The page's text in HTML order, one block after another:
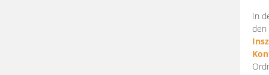
In
den